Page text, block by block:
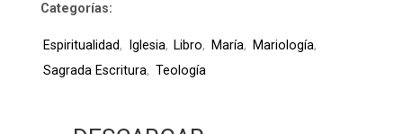
Categorías:
Espiritualidad, Iglesia, Libro, María, Mariología,
Sagrada Escritura, Teología